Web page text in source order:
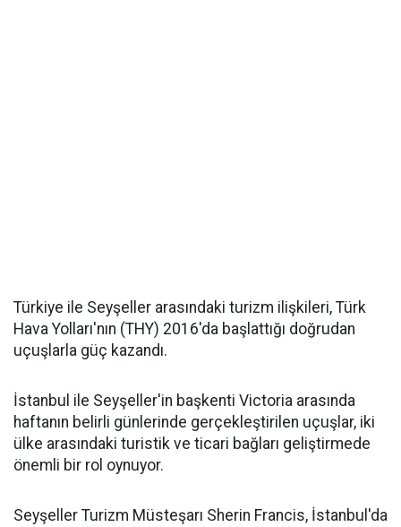
Türkiye ile Seyşeller arasındaki turizm ilişkileri, Türk
Hava Yolları'nın (THY) 2016'da başlattığı doğrudan
uçuşlarla güç kazandı.
İstanbul ile Seyşeller'in başkenti Victoria arasında
haftanın belirli günlerinde gerçekleştirilen uçuşlar, iki
ülke arasındaki turistik ve ticari bağları geliştirmede
önemli bir rol oynuyor.
Seyşeller Turizm Müsteşarı Sherin Francis, İstanbul'da